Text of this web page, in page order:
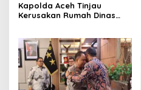
Kapolda Aceh Tinjau
Kerusakan Rumah Dinas
Hujan